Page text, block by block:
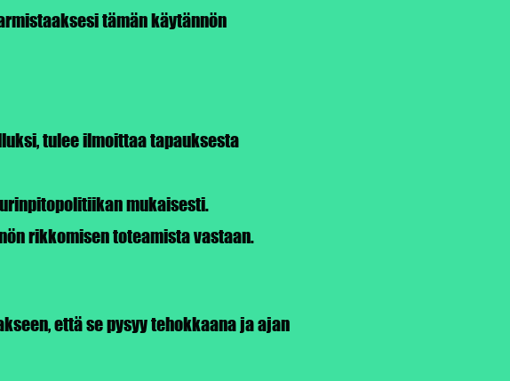
tämän käytännön
tulee ilmoittaa tapauksesta
mukaisesti.
rikkomisen toteamista vastaan.
että se pysyy tehokkaana ja ajan